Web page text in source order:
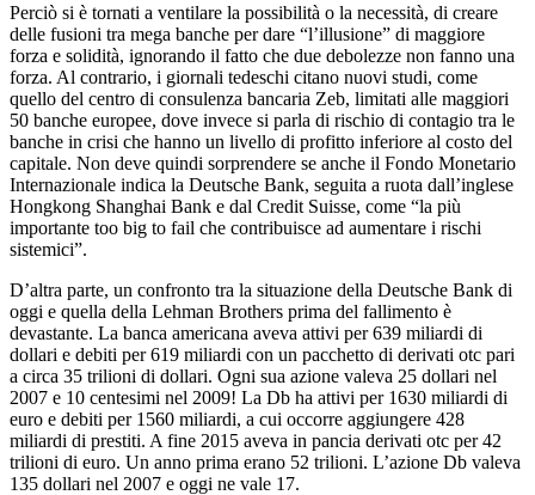
Perciò si è tornati a ventilare la possibilità o la necessità, di creare
delle fusioni tra mega banche per dare “l’illusione” di maggiore
forza e solidità, ignorando il fatto che due debolezze non fanno una
forza. Al contrario, i giornali tedeschi citano nuovi studi, come
quello del centro di consulenza bancaria Zeb, limitati alle maggiori
50 banche europee, dove invece si parla di rischio di contagio tra le
banche in crisi che hanno un livello di profitto inferiore al costo del
capitale. Non deve quindi sorprendere se anche il Fondo Monetario
Internazionale indica la Deutsche Bank, seguita a ruota dall’inglese
Hongkong Shanghai Bank e dal Credit Suisse, come “la più
importante too big to fail che contribuisce ad aumentare i rischi
sistemici”.
D’altra parte, un confronto tra la situazione della Deutsche Bank di
oggi e quella della Lehman Brothers prima del fallimento è
devastante. La banca americana aveva attivi per 639 miliardi di
dollari e debiti per 619 miliardi con un pacchetto di derivati otc pari
a circa 35 trilioni di dollari. Ogni sua azione valeva 25 dollari nel
2007 e 10 centesimi nel 2009! La Db ha attivi per 1630 miliardi di
euro e debiti per 1560 miliardi, a cui occorre aggiungere 428
miliardi di prestiti. A fine 2015 aveva in pancia derivati otc per 42
trilioni di euro. Un anno prima erano 52 trilioni. L’azione Db valeva
135 dollari nel 2007 e oggi ne vale 17.